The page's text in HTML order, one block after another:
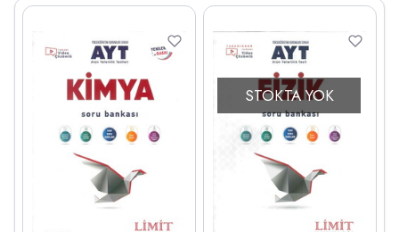
STOKTA YOK